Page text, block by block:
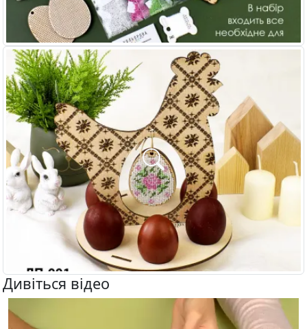
Дивіться відео